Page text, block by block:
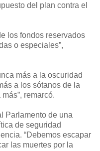
del plan contra el
los fondos reservados
o especiales”,
más a la oscuridad
a los sótanos de la
remarcó.
Parlamento de una
de seguridad
“Debemos escapar
las muertes por la